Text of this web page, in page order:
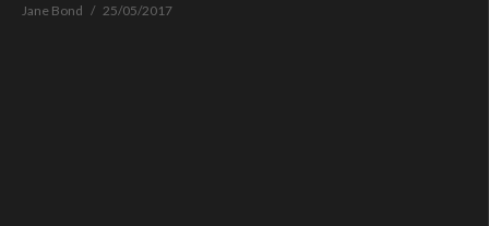
Jane Bond 25/05/2017